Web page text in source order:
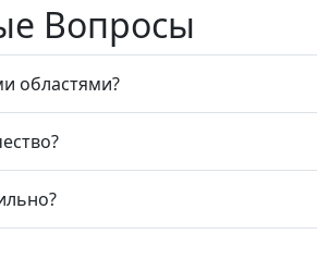
Вопросы
областями?